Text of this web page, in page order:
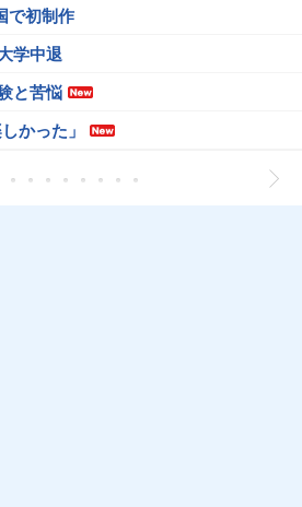
で初制作
学中退
と苦悩
かった」